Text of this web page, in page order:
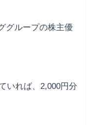
グループの株主優
いれば、2,000円分